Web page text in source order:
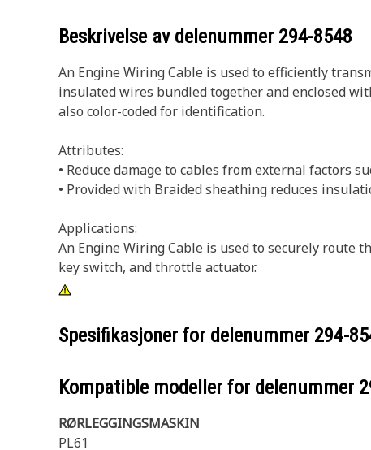
Beskrivelse av delenummer 294-8548
An Engine Wiring Cable is used to efficiently
insulated wires bundled together and enclosed
also color-coded for identification.
Attributes:
• Reduce damage to cables from external factors
• Provided with Braided sheathing reduces
Applications:
An Engine Wiring Cable is used to securely route
key switch, and throttle actuator.
Spesifikasjoner for delenummer 294-
Kompatible modeller for delenummer
RØRLEGGINGSMASKIN
PL61